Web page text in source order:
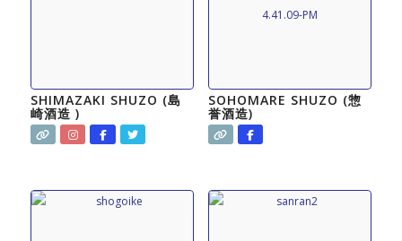
SHIMAZAKI SHUZO (島
崎酒造 )
SOHOMARE SHUZO (惣
誉酒造)